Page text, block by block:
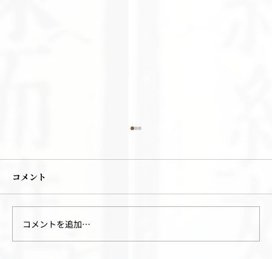
手足のほてりの原因ついて
コメント
コメントを追加…